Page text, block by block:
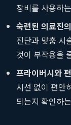
장비를 사용하
숙련된 의료진
진단과 맞춤 시
것이 부작용을
프라이버시와
시선 없이 편안
되는지 확인하